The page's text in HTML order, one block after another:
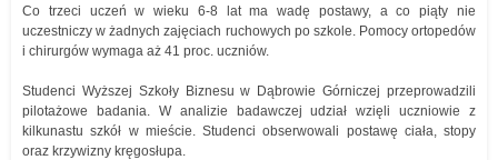
Co trzeci uczeń w wieku 6-8 lat ma wadę postawy, a co piąty nie
uczestniczy w żadnych zajęciach ruchowych po szkole. Pomocy ortopedów
i chirurgów wymaga aż 41 proc. uczniów.
Studenci Wyższej Szkoły Biznesu w Dąbrowie Górniczej przeprowadzili
pilotażowe badania. W analizie badawczej udział wzięli uczniowie z
kilkunastu szkół w mieście. Studenci obserwowali postawę ciała, stopy
oraz krzywizny kręgosłupa.